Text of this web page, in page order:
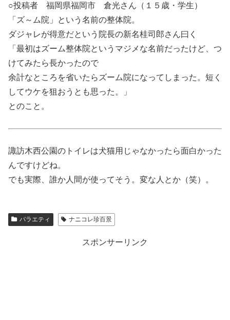
○投稿者 福岡県福岡市 倉光さん（１５歳・学生）
「ズ～ム院」という名前の整体院。
ダジャレが得意だという院長の新名桂司郎さん曰く
「最初はズーム整体院というマジメな名前だったけど、つ
けてみたら長かったので
余計なところを省いたらズーム院になってしまった。短く
してウケを狙おうとも思った。」
とのこと。
諏訪木西公園のトイレは犬猫用じゃなかったら面白かった
んですけどね。
でも実際、誰か人間が使ってそう。変な人とか（笑）。
バラエティ ナニコレ珍百景
スポンサーリンク